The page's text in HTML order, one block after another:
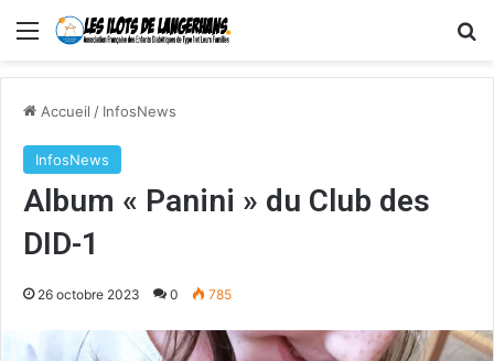
Menu
Accueil / InfosNews
InfosNews
Album « Panini » du Club des
DID-1
26 octobre 2023 0 785